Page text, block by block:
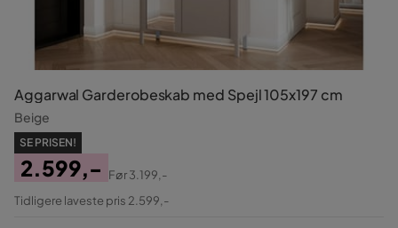
Aggarwal Garderobeskab med Spejl 105x197 cm
Beige
SE PRISEN!
Pris
2.599,-
Original
Før3.199,-
Tidligere laveste pris 2.599,-